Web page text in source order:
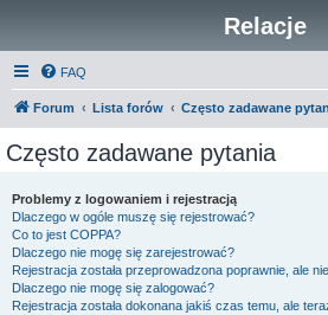
Relacje
FAQ
Forum Lista forów Często zadawane
Często zadawane pytania
Problemy z logowaniem i rejestracją
Dlaczego w ogóle muszę się rejestrować?
Co to jest COPPA?
Dlaczego nie mogę się zarejestrować?
Rejestracja została przeprowadzona poprawnie, ale
Dlaczego nie mogę się zalogować?
Rejestracja została dokonana jakiś czas temu, ale